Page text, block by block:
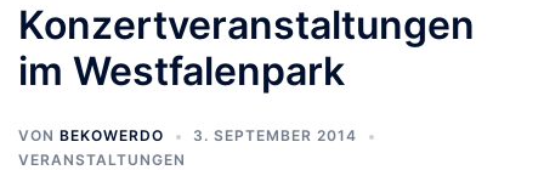
Konzertveranstaltungen
im Westfalenpark
VON BEKOWERDO
3. SEPTEMBER 2014
VERANSTALTUNGEN